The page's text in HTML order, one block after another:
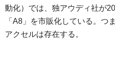
動化）では、独アウディ社が
「A8」を市販化している。つ
アクセルは存在する。